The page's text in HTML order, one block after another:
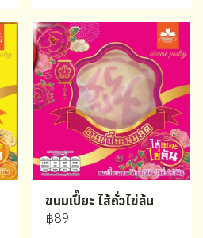
ขนมเปี๊ยะ ไส้ถั่วไข่ล้น
฿89